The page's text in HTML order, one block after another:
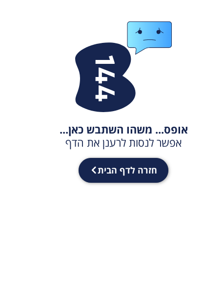
אופס... משהו השתבש כאן...
אפשר לנסות לרענן את הדף
חזרה לדף הבית